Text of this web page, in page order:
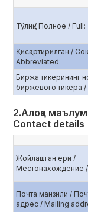
Тўлиқ / Полное / Full:
Қисқартирилган /
Abbreviated:
Биржа тикерининг
биржевого тикера
2.Алоқа
Contact details
Жойлашган ери /
Местонахождение
Почта манзили /
адрес / Mailing